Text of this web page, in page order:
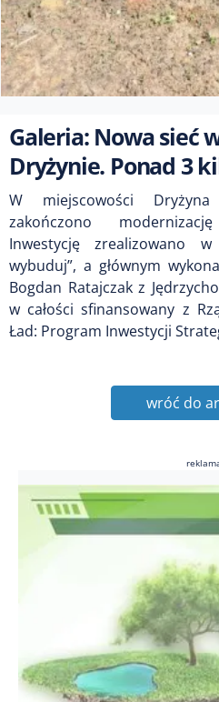
Galeria: Nowa sieć
Dryżynie. Ponad 3
W miejscowości
zakończono
Inwestycję zrealizowano
wybuduj”, a głównym
Bogdan Ratajczak z
w całości sfinansowany z
Ład: Program Inwestycji
wróć do